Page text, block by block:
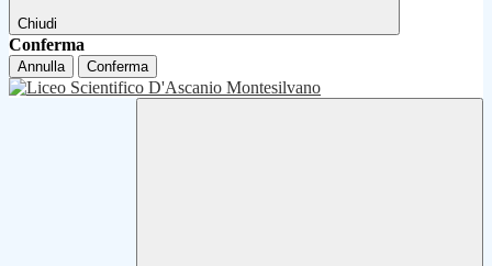
Chiudi
Conferma
Annulla Conferma